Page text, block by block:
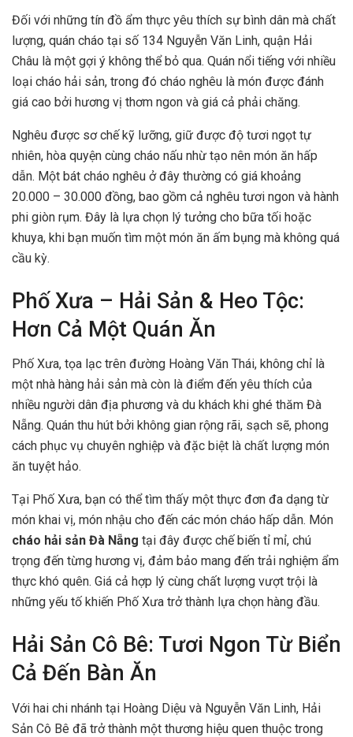
Đối với những tín đồ ẩm thực yêu thích sự bình dân mà chất
lượng, quán cháo tại số 134 Nguyễn Văn Linh, quận Hải
Châu là một gợi ý không thể bỏ qua. Quán nổi tiếng với nhiều
loại cháo hải sản, trong đó cháo nghêu là món được đánh
giá cao bởi hương vị thơm ngon và giá cả phải chăng.
Nghêu được sơ chế kỹ lưỡng, giữ được độ tươi ngọt tự
nhiên, hòa quyện cùng cháo nấu nhừ tạo nên món ăn hấp
dẫn. Một bát cháo nghêu ở đây thường có giá khoảng
20.000 – 30.000 đồng, bao gồm cả nghêu tươi ngon và hành
phi giòn rụm. Đây là lựa chọn lý tưởng cho bữa tối hoặc
khuya, khi bạn muốn tìm một món ăn ấm bụng mà không quá
cầu kỳ.
Phố Xưa – Hải Sản & Heo Tộc:
Hơn Cả Một Quán Ăn
Phố Xưa, tọa lạc trên đường Hoàng Văn Thái, không chỉ là
một nhà hàng hải sản mà còn là điểm đến yêu thích của
nhiều người dân địa phương và du khách khi ghé thăm Đà
Nẵng. Quán thu hút bởi không gian rộng rãi, sạch sẽ, phong
cách phục vụ chuyên nghiệp và đặc biệt là chất lượng món
ăn tuyệt hảo.
Tại Phố Xưa, bạn có thể tìm thấy một thực đơn đa dạng từ
món khai vị, món nhậu cho đến các món cháo hấp dẫn. Món
cháo hải sản Đà Nẵng tại đây được chế biến tỉ mỉ, chú
trọng đến từng hương vị, đảm bảo mang đến trải nghiệm ẩm
thực khó quên. Giá cả hợp lý cùng chất lượng vượt trội là
những yếu tố khiến Phố Xưa trở thành lựa chọn hàng đầu.
Hải Sản Cô Bê: Tươi Ngon Từ Biển
Cả Đến Bàn Ăn
Với hai chi nhánh tại Hoàng Diệu và Nguyễn Văn Linh, Hải
Sản Cô Bê đã trở thành một thương hiệu quen thuộc trong